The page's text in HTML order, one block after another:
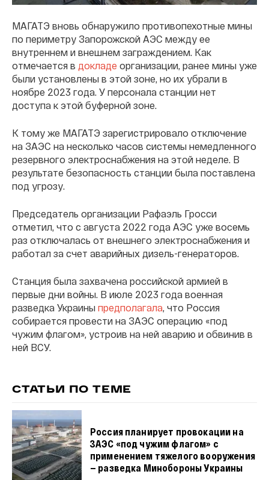
МАГАТЭ вновь обнаружило противопехотные мины
по периметру Запорожской АЭС между ее
внутреннем и внешнем заграждением. Как
отмечается в докладе организации, ранее мины уже
были установлены в этой зоне, но их убрали в
ноябре 2023 года. У персонала станции нет
доступа к этой буферной зоне.
К тому же МАГАТЭ зарегистрировало отключение
на ЗАЭС на несколько часов системы немедленного
резервного электроснабжения на этой неделе. В
результате безопасность станции была поставлена
под угрозу.
Председатель организации Рафаэль Гросси
отметил, что с августа 2022 года АЭС уже восемь
раз отключалась от внешнего электроснабжения и
работал за счет аварийных дизель-генераторов.
Станция была захвачена российской армией в
первые дни войны. В июле 2023 года военная
разведка Украины предполагала , что Россия
собирается провести на ЗАЭС операцию «под
чужим флагом», устроив на ней аварию и обвинив в
ней ВСУ.
СТАТЬИ ПО ТЕМЕ
Россия планирует провокации на
ЗАЭС «под чужим флагом» с
применением тяжелого вооружения
— разведка Минобороны Украины